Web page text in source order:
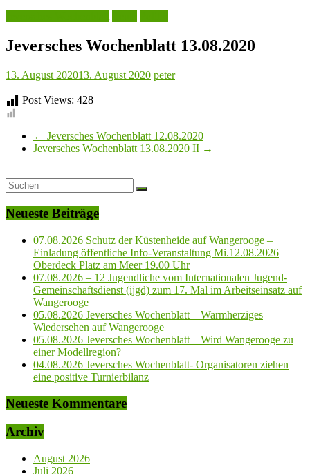
Jeversches Wochenblatt 13.08.2020
13. August 202013. August 2020 peter
Post Views: 428
← Jeversches Wochenblatt 12.08.2020
Jeversches Wochenblatt 13.08.2020 II →
Neueste Beiträge
07.08.2026 Schutz der Küstenheide auf Wangerooge –
Einladung öffentliche Info-Veranstaltung Mi.12.08.2026
Oberdeck Platz am Meer 19.00 Uhr
07.08.2026 – 12 Jugendliche vom Internationalen Jugend-
Gemeinschaftsdienst (ijgd) zum 17. Mal im Arbeitseinsatz auf
Wangerooge
05.08.2026 Jeversches Wochenblatt – Warmherziges
Wiedersehen auf Wangerooge
05.08.2026 Jeversches Wochenblatt – Wird Wangerooge zu
einer Modellregion?
04.08.2026 Jeversches Wochenblatt- Organisatoren ziehen
eine positive Turnierbilanz
Neueste Kommentare
Archiv
August 2026
Juli 2026